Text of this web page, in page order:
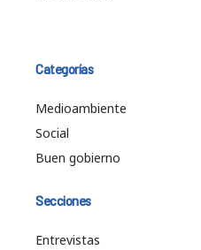
Categorías
Medioambiente
Social
Buen gobierno
Secciones
Entrevistas